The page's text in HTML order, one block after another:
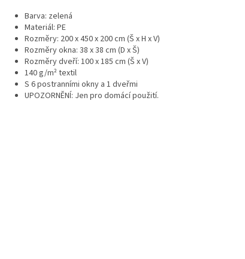
Barva: zelená
Materiál: PE
Rozměry: 200 x 450 x 200 cm (Š x H x V)
Rozměry okna: 38 x 38 cm (D x Š)
Rozměry dveří: 100 x 185 cm (Š x V)
140 g/m² textil
S 6 postranními okny a 1 dveřmi
UPOZORNĚNÍ: Jen pro domácí použití.